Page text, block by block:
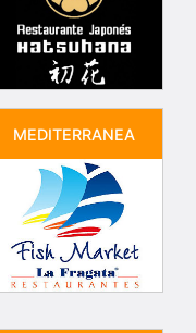
MEDITERRANEA